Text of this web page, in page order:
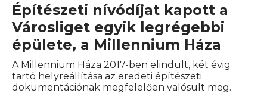
Építészeti nívódíjat kapott a
Városliget egyik legrégebbi
épülete, a Millennium Háza
A Millennium Háza 2017-ben elindult, két évig
tartó helyreállítása az eredeti építészeti
dokumentációnak megfelelően valósult meg.